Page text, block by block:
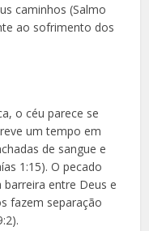
caminhos (Salmo
ao sofrimento dos
o céu parece se
um tempo em
de sangue e
1:15). O pecado
entre Deus e
fazem separação